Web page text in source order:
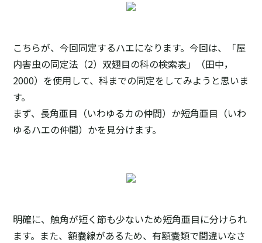
こちらが、今回同定するハエになります。今回は、「屋
内害虫の同定法（2）双翅目の科の検索表」（田中，
2000）を使用して、科までの同定をしてみようと思いま
す。
まず、長角亜目（いわゆるカの仲間）か短角亜目（いわ
ゆるハエの仲間）かを見分けます。
明確に、触角が短く節も少ないため短角亜目に分けられ
ます。また、額嚢線があるため、有額嚢類で間違いなさ